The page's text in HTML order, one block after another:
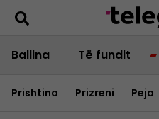
Ballina Të fundit
Prishtina Prizreni Peja